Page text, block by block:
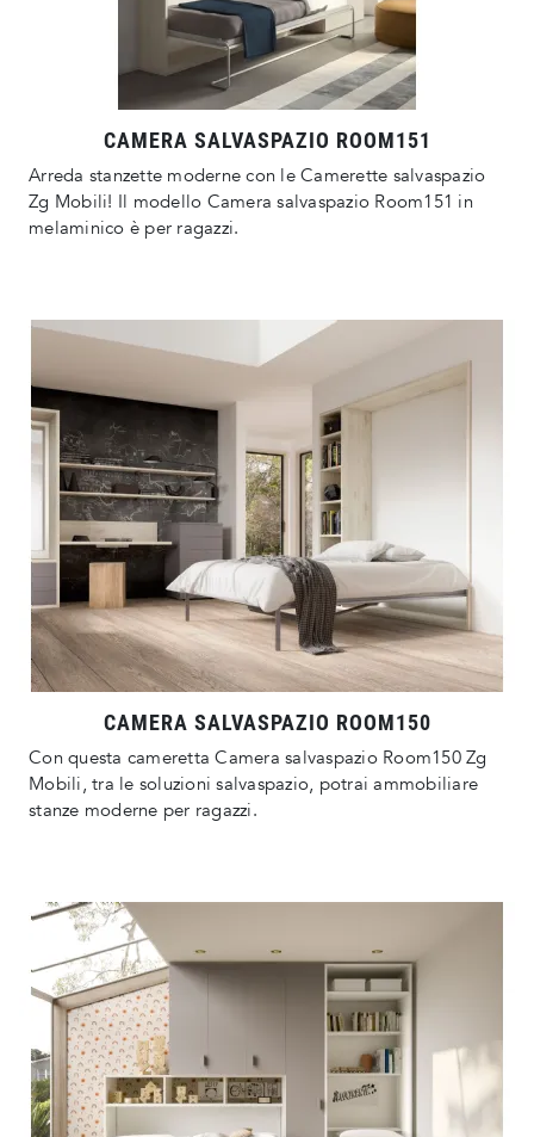
CAMERA SALVASPAZIO ROOM151
Arreda stanzette moderne con le Camerette salvaspazio
Zg Mobili! Il modello Camera salvaspazio Room151 in
melaminico è per ragazzi.
CAMERA SALVASPAZIO ROOM150
Con questa cameretta Camera salvaspazio Room150 Zg
Mobili, tra le soluzioni salvaspazio, potrai ammobiliare
stanze moderne per ragazzi.